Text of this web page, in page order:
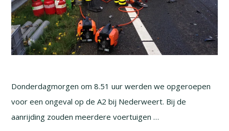
Donderdagmorgen om 8.51 uur werden we opgeroepen
voor een ongeval op de A2 bij Nederweert. Bij de
aanrijding zouden meerdere voertuigen …